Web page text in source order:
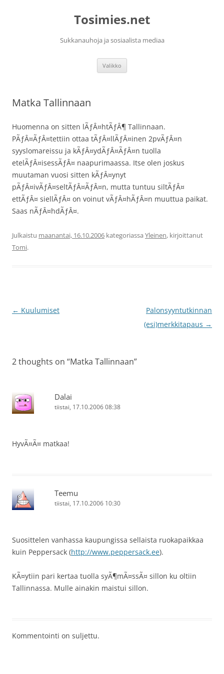
Tosimies.net
Sukkanauhoja ja sosiaalista mediaa
Valikko
Matka Tallinnaan
Huomenna on sitten lÃƒÂ¤htÃƒÂ¶ Tallinnaan.
PÃƒÂ¤ÃƒÂ¤tettiin ottaa tÃƒÂ¤llÃƒÂ¤inen 2pvÃƒÂ¤n
syyslomareissu ja kÃƒÂ¤ydÃƒÂ¤ÃƒÂ¤n tuolla
etelÃƒÂ¤isessÃƒÂ¤ naapurimaassa. Itse olen joskus
muutaman vuosi sitten kÃƒÂ¤ynyt
pÃƒÂ¤ivÃƒÂ¤seltÃƒÂ¤ÃƒÂ¤n, mutta tuntuu siltÃƒÂ¤
ettÃƒÂ¤ siellÃƒÂ¤ on voinut vÃƒÂ¤hÃƒÂ¤n muuttua paikat.
Saas nÃƒÂ¤hdÃƒÂ¤.
Julkaistu maanantai, 16.10.2006 kategoriassa Yleinen, kirjoittanut
Tomi.
Artikkelien
← Kuulumiset
Palonsyyntutkinnan
(esi)merkkitapaus →
2 thoughts on “Matka Tallinnaan”
Dalai
tiistai, 17.10.2006 08:38
HyvÃ¤Ã¤ matkaa!
Teemu
tiistai, 17.10.2006 10:30
Suosittelen vanhassa kaupungissa sellaista ruokapaikkaa
kuin Peppersack (http://www.peppersack.ee).
KÃ¤ytiin pari kertaa tuolla syÃ¶mÃ¤ssÃ¤ sillon ku oltiin
Tallinnassa. Mulle ainakin maistui sillon.
Kommentointi on suljettu.